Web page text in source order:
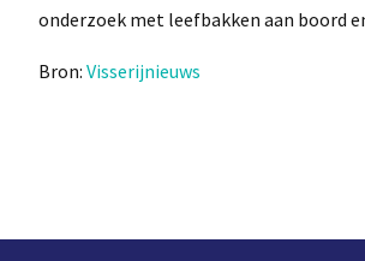
onderzoek met leefbakken aan boord
Bron: Visserijnieuws